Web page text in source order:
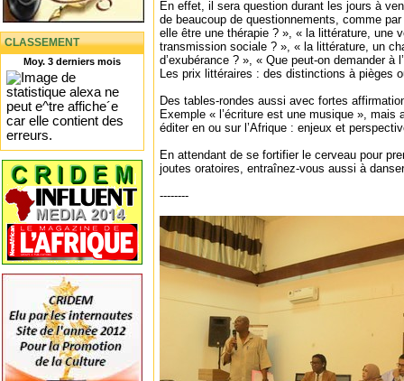
CLASSEMENT
Moy. 3 derniers mois
En effet, il sera question durant les jours à
de beaucoup de questionnements, comme
elle être une thérapie ? », « la littérature, une
transmission sociale ? », « la littérature, un
d’exubérance ? », « Que peut-on demander à
Les prix littéraires : des distinctions à pièges
Des tables-rondes aussi avec fortes
Exemple « l’écriture est une musique », mais
éditer en ou sur l’Afrique : enjeux et
En attendant de se fortifier le cerveau pour
joutes oratoires, entraînez-vous aussi à
--------